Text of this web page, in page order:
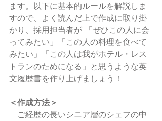
ます。以下に基本的ルールを解説しま
すので、よく読んだ上で作成に取り掛
かり、採用担当者が 「ぜひこの人に会
ってみたい」「この人の料理を食べて
みたい」「この人は我がホテル・レス
トランのためになる」と思うような英
文履歴書を作り上げましょう！
＜作成方法＞
ご経歴の長いシニア層のシェフの中